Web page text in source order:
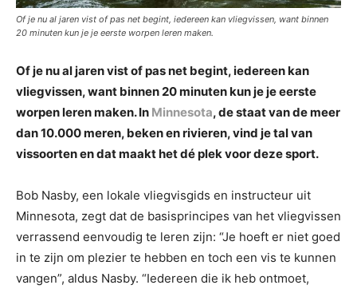
Of je nu al jaren vist of pas net begint, iedereen kan vliegvissen, want binnen
20 minuten kun je je eerste worpen leren maken.
Of je nu al jaren vist of pas net begint, iedereen kan
vliegvissen, want binnen 20 minuten kun je je eerste
worpen leren maken. In Minnesota, de staat van de meer
dan 10.000 meren, beken en rivieren, vind je tal van
vissoorten en dat maakt het dé plek voor deze sport.
Bob Nasby, een lokale vliegvisgids en instructeur uit
Minnesota, zegt dat de basisprincipes van het vliegvissen
verrassend eenvoudig te leren zijn: “Je hoeft er niet goed
in te zijn om plezier te hebben en toch een vis te kunnen
vangen”, aldus Nasby. “Iedereen die ik heb ontmoet,